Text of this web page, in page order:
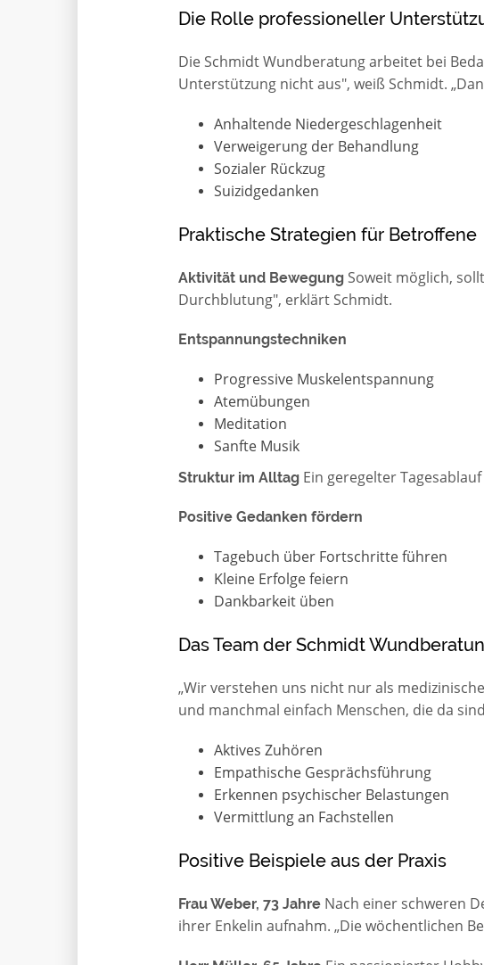
Die Rolle professioneller
Die Schmidt Wundberatung arbeitet bei
Unterstützung nicht aus", weiß Schmidt.
Anhaltende Niedergeschlagenheit
Verweigerung der Behandlung
Sozialer Rückzug
Suizidgedanken
Praktische Strategien für Betroffene
Aktivität und BewegungSoweit möglich,
Durchblutung", erklärt Schmidt.
Entspannungstechniken
Progressive Muskelentspannung
Atemübungen
Meditation
Sanfte Musik
Struktur im AlltagEin geregelter
Positive Gedanken fördern
Tagebuch über Fortschritte führen
Kleine Erfolge feiern
Dankbarkeit üben
Das Team der Schmidt
„Wir verstehen uns nicht nur als
und manchmal einfach Menschen, die da
Aktives Zuhören
Empathische Gesprächsführung
Erkennen psychischer Belastungen
Vermittlung an Fachstellen
Positive Beispiele aus der Praxis
Frau Weber, 73 JahreNach einer schweren
ihrer Enkelin aufnahm. „Die wöchentlichen